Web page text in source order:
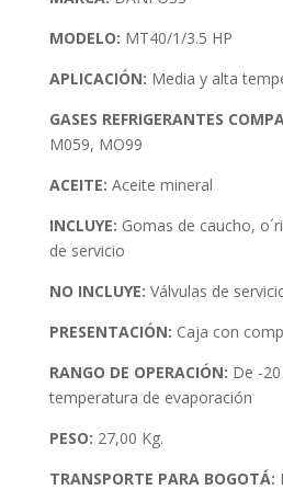
MODELO: MT40/1/3.5 HP
APLICACIÓN: Media y alta
GASES REFRIGERANTES
M059, MO99
ACEITE: Aceite mineral
INCLUYE: Gomas de caucho,
de servicio
NO INCLUYE: Válvulas de
PRESENTACIÓN: Caja con
RANGO DE OPERACIÓN: De -
temperatura de evaporación
PESO: 27,00 Kg.
TRANSPORTE PARA BOGOTÁ: